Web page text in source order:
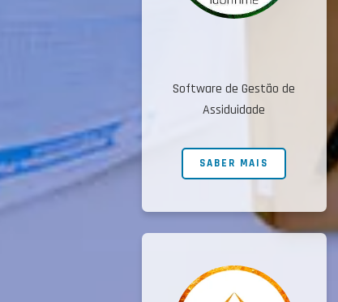
Software de Gestão de
Assiduidade
SABER MAIS